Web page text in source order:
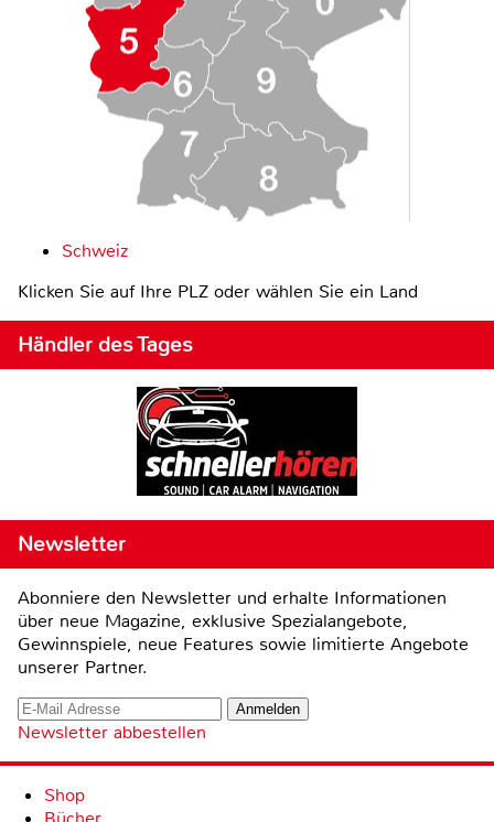
Schweiz
Klicken Sie auf Ihre PLZ oder wählen Sie ein Land
Händler des Tages
Newsletter
Abonniere den Newsletter und erhalte Informationen
über neue Magazine, exklusive Spezialangebote,
Gewinnspiele, neue Features sowie limitierte Angebote
unserer Partner.
Newsletter abbestellen
Shop